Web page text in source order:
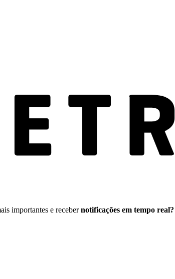
importantes e receber notificações em tempo real?